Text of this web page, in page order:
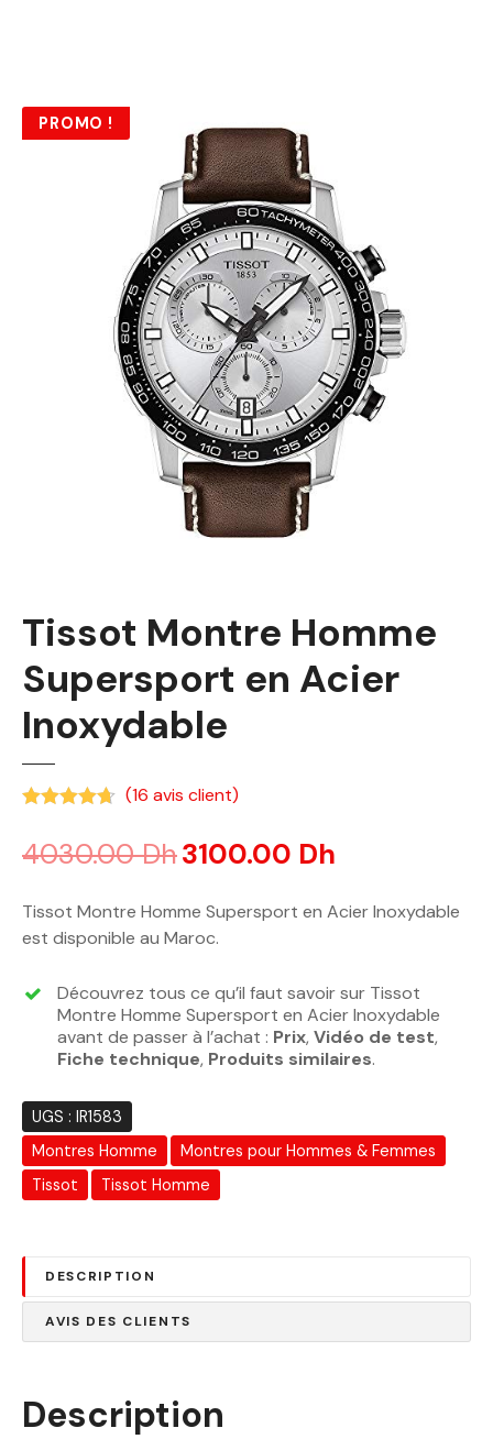
PROMO !
Tissot Montre Homme
Supersport en Acier
Inoxydable
(16 avis client)
4030.00Dh3100.00 Dh
Tissot Montre Homme Supersport en Acier Inoxydable
est disponible au Maroc.
Découvrez tous ce qu’il faut savoir sur Tissot
Montre Homme Supersport en Acier Inoxydable
avant de passer à l’achat : Prix, Vidéo de test,
Fiche technique, Produits similaires.
UGS : IR1583
Montres Homme
Montres pour Hommes & Femmes
Tissot
Tissot Homme
DESCRIPTION
AVIS DES CLIENTS
Description